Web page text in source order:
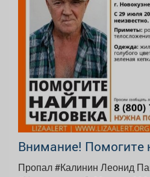
Внимание! Помогите
Пропал #Калинин Леонид